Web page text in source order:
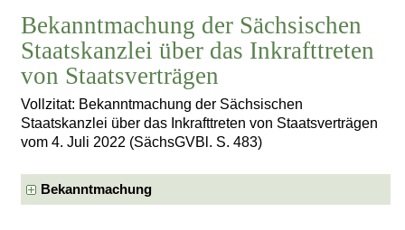
Bekanntmachung der Sächsischen
Staatskanzlei über das Inkrafttreten
von Staatsverträgen
Vollzitat: Bekanntmachung der Sächsischen
Staatskanzlei über das Inkrafttreten von Staatsverträgen
vom 4. Juli 2022 (SächsGVBl. S. 483)
Bekanntmachung